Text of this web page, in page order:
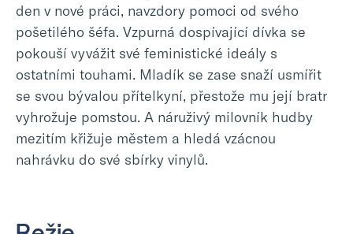
den v nové práci, navzdory pomoci od svého
pošetilého šéfa. Vzpurná dospívající dívka se
pokouší vyvážit své feministické ideály s
ostatními touhami. Mladík se zase snaží usmířit
se svou bývalou přítelkyní, přestože mu její bratr
vyhrožuje pomstou. A náruživý milovník hudby
mezitím křižuje městem a hledá vzácnou
nahrávku do své sbírky vinylů.